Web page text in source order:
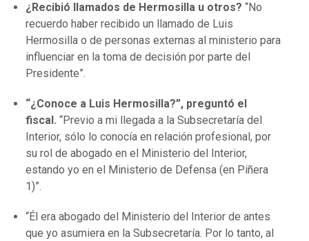
¿Recibió llamados de Hermosilla u otros? “No
recuerdo haber recibido un llamado de Luis
Hermosilla o de personas externas al ministerio para
influenciar en la toma de decisión por parte del
Presidente”.
“¿Conoce a Luis Hermosilla?”, preguntó el
fiscal. “Previo a mi llegada a la Subsecretaría del
Interior, sólo lo conocía en relación profesional, por
su rol de abogado en el Ministerio del Interior,
estando yo en el Ministerio de Defensa (en Piñera
1)”.
“Él era abogado del Ministerio del Interior de antes
que yo asumiera en la Subsecretaría. Por lo tanto, al